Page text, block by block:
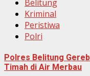
Belitung
Kriminal
Peristiwa
Polri
Polres Belitung
Timah di Air Merbau